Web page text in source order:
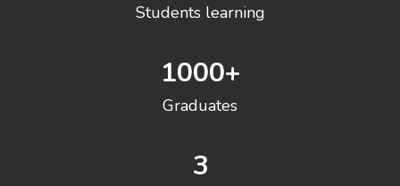
Students learning
1000+
Graduates
3